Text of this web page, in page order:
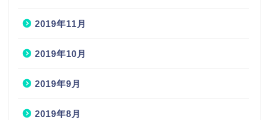
2019年11月
2019年10月
2019年9月
2019年8月